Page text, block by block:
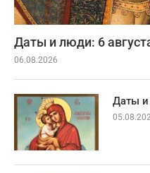
Даты и люди: 6
06.08.2026
Даты и